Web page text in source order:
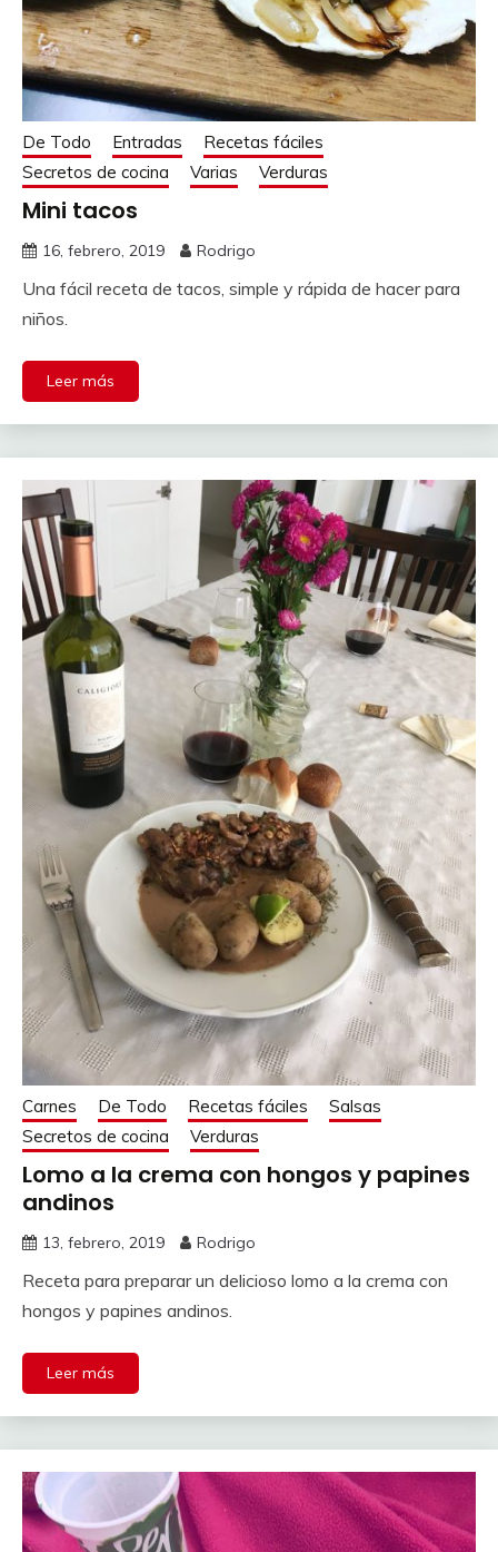
De Todo Entradas
Recetas fáciles
Secretos de cocina
Varias Verduras
Mini tacos
16, febrero, 2019 Rodrigo
Una fácil receta de tacos, simple y rápida de hacer para
niños.
Leer más
Carnes De Todo Recetas fáciles
Salsas
Secretos de cocina
Verduras
Lomo a la crema con hongos y papines
andinos
13, febrero, 2019 Rodrigo
Receta para preparar un delicioso lomo a la crema con
hongos y papines andinos.
Leer más